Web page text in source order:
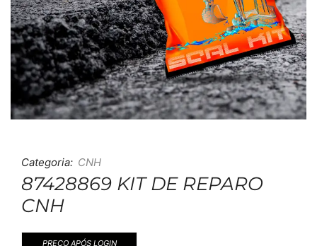
Categoria: CNH
87428869 KIT DE REPARO
CNH
PREÇO APÓS LOGIN